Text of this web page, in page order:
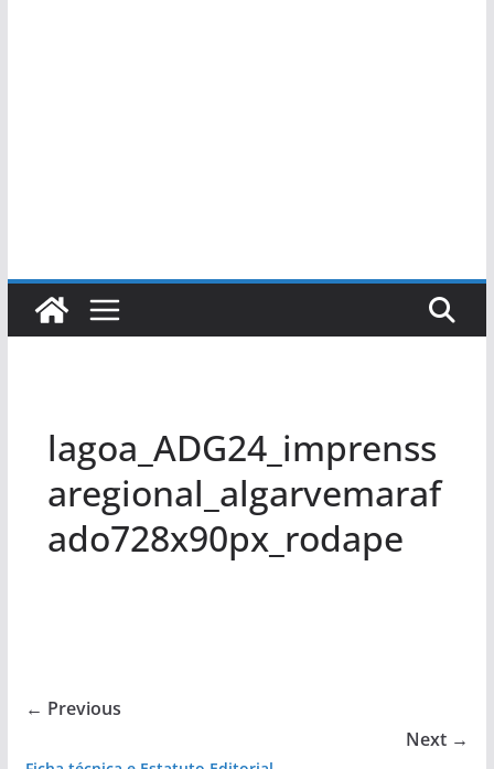
lagoa_ADG24_imprenss
aregional_algarvemaraf
ado728x90px_rodape
← Previous
Next →